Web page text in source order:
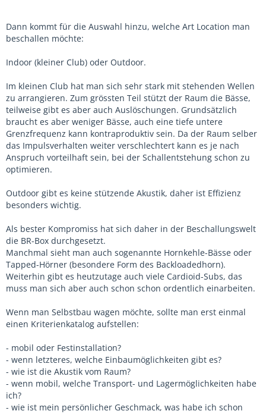
Dann kommt für die Auswahl hinzu, welche Art Location man
beschallen möchte:
Indoor (kleiner Club) oder Outdoor.
Im kleinen Club hat man sich sehr stark mit stehenden Wellen
zu arrangieren. Zum grössten Teil stützt der Raum die Bässe,
teilweise gibt es aber auch Auslöschungen. Grundsätzlich
braucht es aber weniger Bässe, auch eine tiefe untere
Grenzfrequenz kann kontraproduktiv sein. Da der Raum selber
das Impulsverhalten weiter verschlechtert kann es je nach
Anspruch vorteilhaft sein, bei der Schallentstehung schon zu
optimieren.
Outdoor gibt es keine stützende Akustik, daher ist Effizienz
besonders wichtig.
Als bester Kompromiss hat sich daher in der Beschallungswelt
die BR-Box durchgesetzt.
Manchmal sieht man auch sogenannte Hornkehle-Bässe oder
Tapped-Hörner (besondere Form des Backloadedhorn).
Weiterhin gibt es heutzutage auch viele Cardioid-Subs, das
muss man sich aber auch schon schon ordentlich einarbeiten.
Wenn man Selbstbau wagen möchte, sollte man erst einmal
einen Kriterienkatalog aufstellen:
- mobil oder Festinstallation?
- wenn letzteres, welche Einbaumöglichkeiten gibt es?
- wie ist die Akustik vom Raum?
- wenn mobil, welche Transport- und Lagermöglichkeiten habe
ich?
- wie ist mein persönlicher Geschmack, was habe ich schon